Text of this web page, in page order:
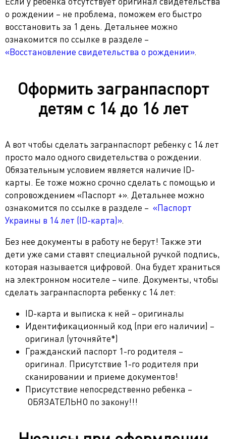
о рождении – не проблема, поможем его быстро
восстановить за 1 день. Детальнее можно
ознакомится по ссылке в разделе –
«Восстановление свидетельства о рождении».
Оформить загранпаспорт
детям с 14 до 16 лет
А вот чтобы сделать загранпаспорт ребенку с 14 лет
просто мало одного свидетельства о рождении.
Обязательным условием является наличие ID-
карты. Ее тоже можно срочно сделать с помощью и
сопровождением «Паспорт +». Детальнее можно
ознакомится по ссылке в разделе – «Паспорт
Украины в 14 лет (ID-карта)».
Без нее документы в работу не берут! Также эти
дети уже сами ставят специальной ручкой подпись,
которая называется цифровой. Она будет храниться
на электронном носителе – чипе. Документы, чтобы
сделать загранпаспорта ребенку с 14 лет:
ID-карта и выписка к ней – оригиналы
Идентификационный код (при его наличии) –
оригинал (уточняйте*)
Гражданский паспорт 1-го родителя –
оригинал. Присутствие 1-го родителя при
сканировании и приеме документов!
Присутствие непосредственно ребенка –
ОБЯЗАТЕЛЬНО по закону!!!